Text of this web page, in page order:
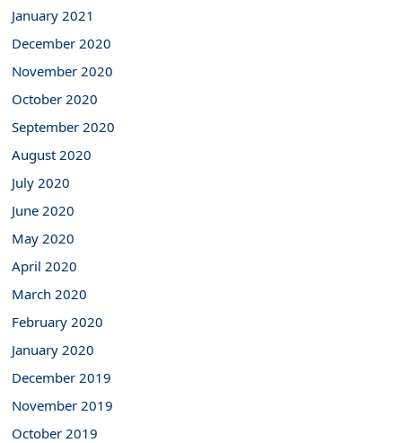
January 2021
December 2020
November 2020
October 2020
September 2020
August 2020
July 2020
June 2020
May 2020
April 2020
March 2020
February 2020
January 2020
December 2019
November 2019
October 2019